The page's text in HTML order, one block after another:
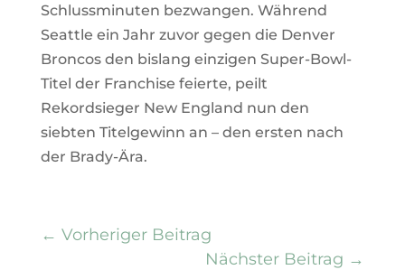
Schlussminuten bezwangen. Während
Seattle ein Jahr zuvor gegen die Denver
Broncos den bislang einzigen Super-Bowl-
Titel der Franchise feierte, peilt
Rekordsieger New England nun den
siebten Titelgewinn an – den ersten nach
der Brady-Ära.
← Vorheriger Beitrag
Nächster Beitrag →